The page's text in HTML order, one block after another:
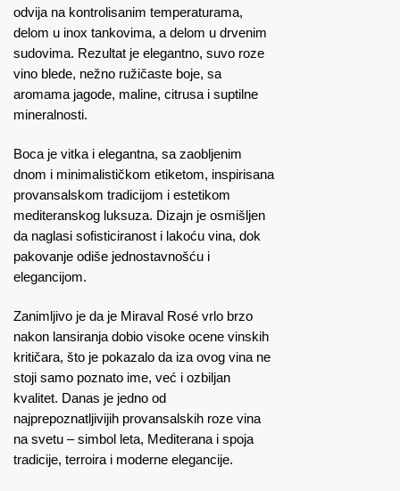
odvija na kontrolisanim temperaturama,
delom u inox tankovima, a delom u drvenim
sudovima. Rezultat je elegantno, suvo roze
vino blede, nežno ružičaste boje, sa
aromama jagode, maline, citrusa i suptilne
mineralnosti.
Boca je vitka i elegantna, sa zaobljenim
dnom i minimalističkom etiketom, inspirisana
provansalskom tradicijom i estetikom
mediteranskog luksuza. Dizajn je osmišljen
da naglasi sofisticiranost i lakoću vina, dok
pakovanje odiše jednostavnošću i
elegancijom.
Zanimljivo je da je Miraval Rosé vrlo brzo
nakon lansiranja dobio visoke ocene vinskih
kritičara, što je pokazalo da iza ovog vina ne
stoji samo poznato ime, već i ozbiljan
kvalitet. Danas je jedno od
najprepoznatljivijih provansalskih roze vina
na svetu – simbol leta, Mediterana i spoja
tradicije, terroira i moderne elegancije.